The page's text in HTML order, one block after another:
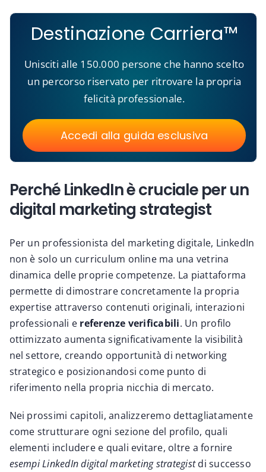
Destinazione Carriera™
Unisciti alle 150.000 persone che hanno scelto
un percorso riservato per ritrovare la propria
felicità professionale.
Accedi alla guida esclusiva
Perché LinkedIn è cruciale per un
digital marketing strategist
Per un professionista del marketing digitale, LinkedIn
non è solo un curriculum online ma una vetrina
dinamica delle proprie competenze. La piattaforma
permette di dimostrare concretamente la propria
expertise attraverso contenuti originali, interazioni
professionali e referenze verificabili. Un profilo
ottimizzato aumenta significativamente la visibilità
nel settore, creando opportunità di networking
strategico e posizionandosi come punto di
riferimento nella propria nicchia di mercato.
Nei prossimi capitoli, analizzeremo dettagliatamente
come strutturare ogni sezione del profilo, quali
elementi includere e quali evitare, oltre a fornire
esempi LinkedIn digital marketing strategistdi successo